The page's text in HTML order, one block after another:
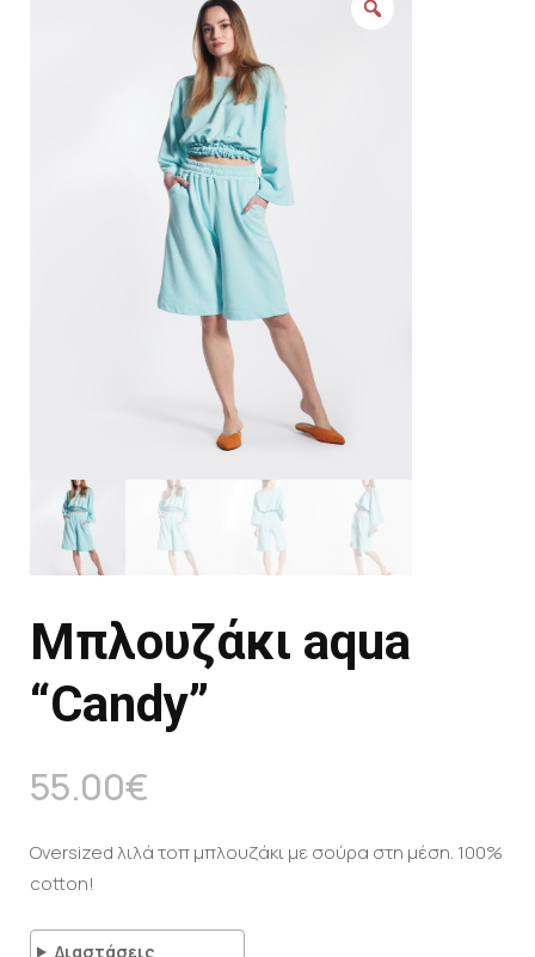
Μπλουζάκι aqua
“Candy”
55.00€
Oversized λιλά τοπ μπλουζάκι με σούρα στη μέση. 100%
cotton!
Διαστάσεις